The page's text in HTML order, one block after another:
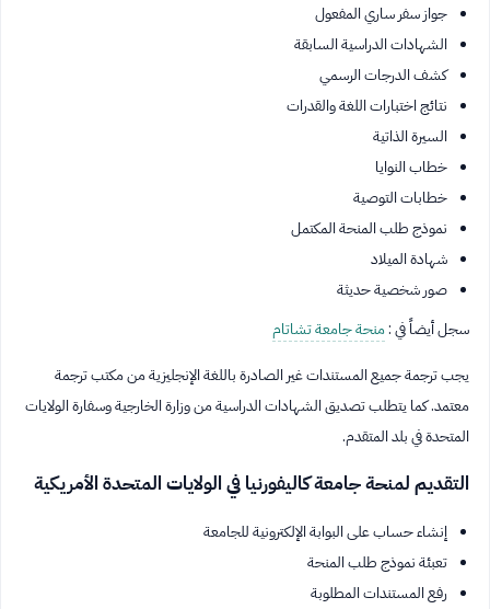
جواز سفر ساري المفعول
الشهادات الدراسية السابقة
كشف الدرجات الرسمي
نتائج اختبارات اللغة والقدرات
السيرة الذاتية
خطاب النوايا
خطابات التوصية
نموذج طلب المنحة المكتمل
شهادة الميلاد
صور شخصية حديثة
سجل أيضاً في :منحة جامعة تشاتام
يجب ترجمة جميع المستندات غير الصادرة باللغة الإنجليزية من مكتب ترجمة
معتمد. كما يتطلب تصديق الشهادات الدراسية من وزارة الخارجية وسفارة الولايات
المتحدة في بلد المتقدم.
التقديم لمنحة جامعة كاليفورنيا في الولايات المتحدة الأمريكية
إنشاء حساب على البوابة الإلكترونية للجامعة
تعبئة نموذج طلب المنحة
رفع المستندات المطلوبة